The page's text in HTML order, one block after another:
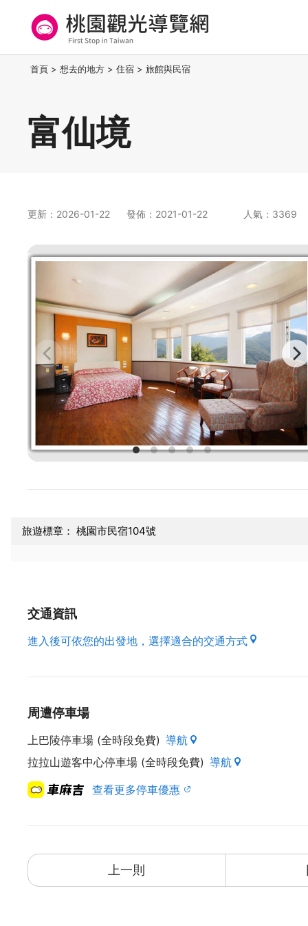
要
桃園觀光導覽網
首頁 > 想去的地方 > 住宿 > 旅館與民宿
富仙境
更新：2026-01-22 發佈：2021-01-22 人氣：3369
旅遊標章： 桃園市民宿104號
交通資訊
進入後可依您的出發地，選擇適合的交通方式
周遭停車場
上巴陵停車場 (全時段免費) 導航
拉拉山遊客中心停車場 (全時段免費) 導航
查看更多停車優惠
上一則